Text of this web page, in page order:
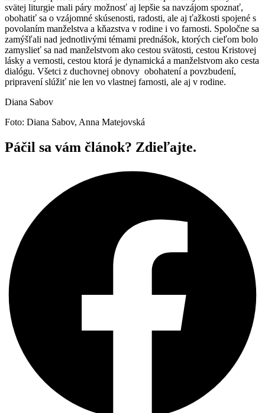
svätej liturgie mali páry možnosť aj lepšie sa navzájom spoznať,
obohatiť sa o vzájomné skúsenosti, radosti, ale aj ťažkosti spojené s
povolaním manželstva a kňazstva v rodine i vo farnosti. Spoločne sa
zamýšľali nad jednotlivými témami prednášok, ktorých cieľom bolo
zamyslieť sa nad manželstvom ako cestou svätosti, cestou Kristovej
lásky a vernosti, cestou ktorá je dynamická a manželstvom ako cesta
dialógu. Všetci z duchovnej obnovy obohatení a povzbudení,
pripravení slúžiť nie len vo vlastnej farnosti, ale aj v rodine.
Diana Sabov
Foto: Diana Sabov, Anna Matejovská
Páčil sa vám článok? Zdieľajte.